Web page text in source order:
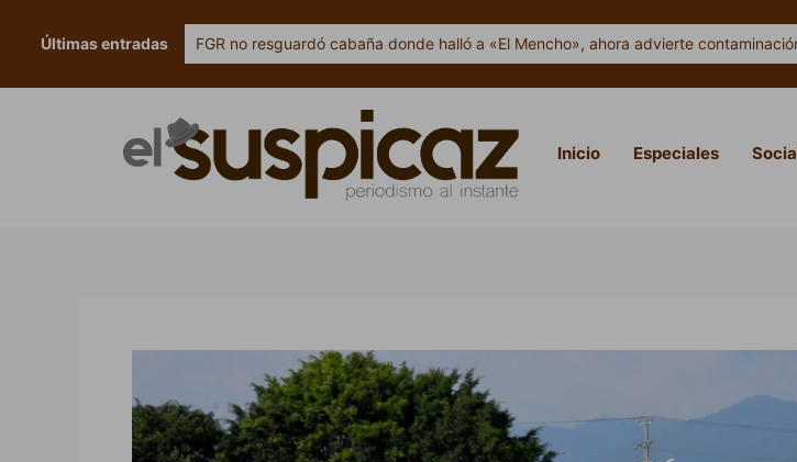
Últimas entradas FGR no resguardó cabaña donde halló a «El Mencho», ahora advierte
Inicio Especiales